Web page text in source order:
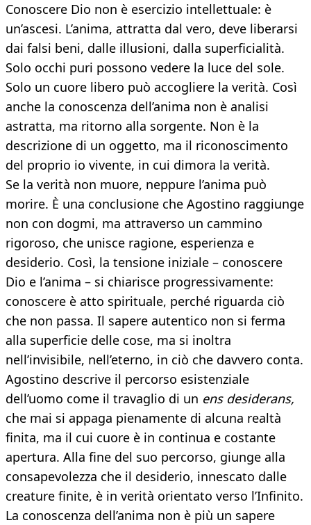
Conoscere Dio non è esercizio intellettuale: è
un’ascesi. L’anima, attratta dal vero, deve liberarsi
dai falsi beni, dalle illusioni, dalla superficialità.
Solo occhi puri possono vedere la luce del sole.
Solo un cuore libero può accogliere la verità. Così
anche la conoscenza dell’anima non è analisi
astratta, ma ritorno alla sorgente. Non è la
descrizione di un oggetto, ma il riconoscimento
del proprio io vivente, in cui dimora la verità.
Se la verità non muore, neppure l’anima può
morire. È una conclusione che Agostino raggiunge
non con dogmi, ma attraverso un cammino
rigoroso, che unisce ragione, esperienza e
desiderio. Così, la tensione iniziale – conoscere
Dio e l’anima – si chiarisce progressivamente:
conoscere è atto spirituale, perché riguarda ciò
che non passa. Il sapere autentico non si ferma
alla superficie delle cose, ma si inoltra
nell’invisibile, nell’eterno, in ciò che davvero conta.
Agostino descrive il percorso esistenziale
dell’uomo come il travaglio di un ens desiderans,
che mai si appaga pienamente di alcuna realtà
finita, ma il cui cuore è in continua e costante
apertura. Alla fine del suo percorso, giunge alla
consapevolezza che il desiderio, innescato dalle
creature finite, è in verità orientato verso l’Infinito.
La conoscenza dell’anima non è più un sapere